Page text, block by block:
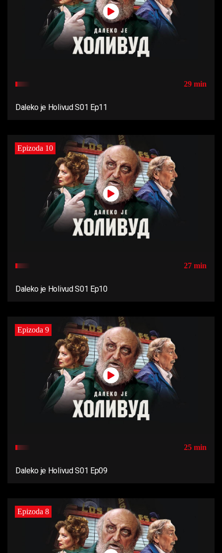
29 min
Daleko je Holivud S01 Ep11
Epizoda 10
27 min
Daleko je Holivud S01 Ep10
Epizoda 9
25 min
Daleko je Holivud S01 Ep09
Epizoda 8